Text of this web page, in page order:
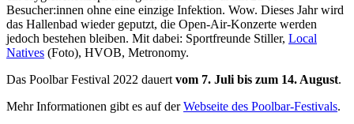
Besucher:innen ohne eine einzige Infektion. Wow. Dieses Jahr wird
das Hallenbad wieder geputzt, die Open-Air-Konzerte werden
jedoch bestehen bleiben. Mit dabei: Sportfreunde Stiller, Local
Natives (Foto), HVOB, Metronomy.
Das Poolbar Festival 2022 dauert vom 7. Juli bis zum 14. August.
Mehr Informationen gibt es auf derWebseite des Poolbar-Festivals.